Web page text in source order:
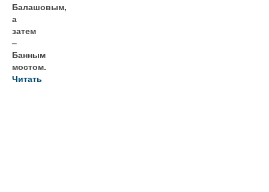
Балашовым,
а
затем
–
Банным
мостом.
Читать